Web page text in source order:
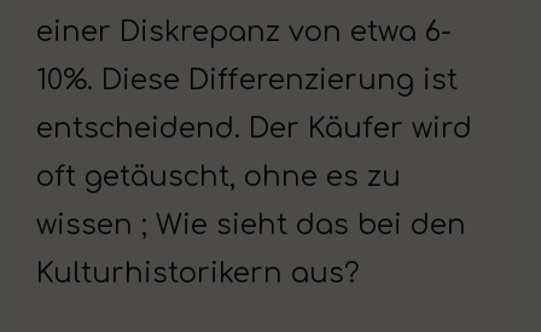
einer Diskrepanz von etwa 6-
10%. Diese Differenzierung ist
entscheidend. Der Käufer wird
oft getäuscht, ohne es zu
wissen ; Wie sieht das bei den
Kulturhistorikern aus?